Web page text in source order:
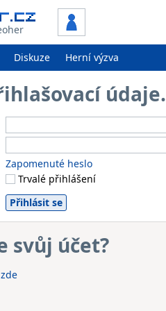
Diskuze Herní výzva
Zapomenuté heslo
Trvalé přihlášení
svůj účet?